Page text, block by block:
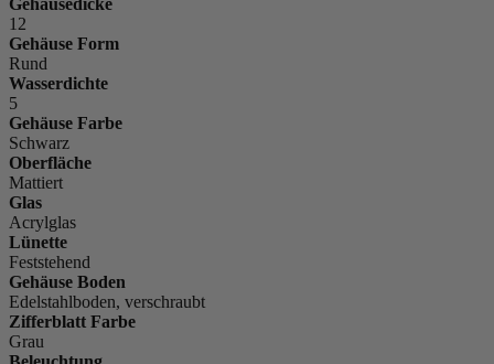
12
Gehäuse Form
Rund
Wasserdichte
5
Gehäuse Farbe
Schwarz
Oberfläche
Mattiert
Glas
Acrylglas
Lünette
Feststehend
Gehäuse Boden
Edelstahlboden, verschraubt
Zifferblatt Farbe
Grau